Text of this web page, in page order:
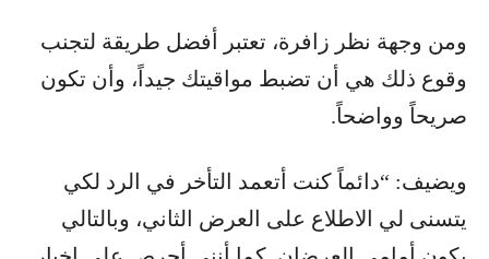
ومن وجهة نظر زافرة، تعتبر أفضل طريقة لتجنب
وقوع ذلك هي أن تضبط مواقيتك جيداً، وأن تكون
صريحاً وواضحاً.
ويضيف: “دائماً كنت أتعمد التأخر في الرد لكي
يتسنى لي الاطلاع على العرض الثاني، وبالتالي